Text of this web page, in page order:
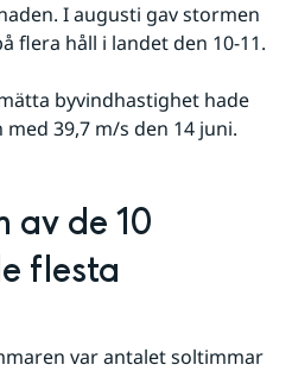
I augusti gav stormen
flera håll i landet den 10-11.
byvindhastighet hade
39,7 m/s den 14 juni.
av de 10
flesta
var antalet soltimmar